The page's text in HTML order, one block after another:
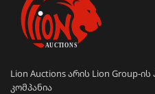
Lion Auctions არის Lion Group-
კომპანია